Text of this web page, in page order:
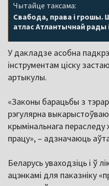
Чытайце таксама:
Свабода, права і грошы.
атлас Атлантычнай рады
У дакладзе асобна
інструментам ціску
артыкулы.
«Законы барацьбы з
рэгулярна
крымінальнага пераследу
працу», – адзначаюць
Беларусь уваходзіць і ў
ацэнкамі для паказніку